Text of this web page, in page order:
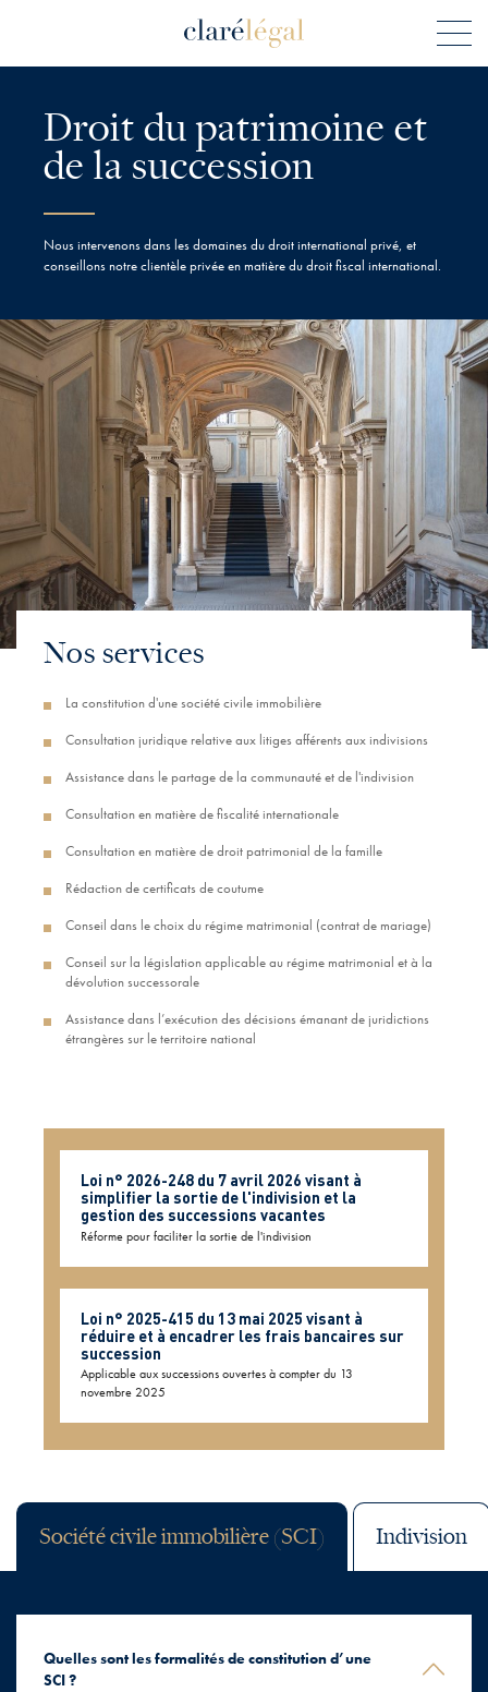
Droit du patrimoine et
de la succession
Nous intervenons dans les domaines du droit international privé, et
conseillons notre clientèle privée en matière du droit fiscal international.
Nos services
La constitution d'une société civile immobilière
Consultation juridique relative aux litiges afférents aux indivisions
Assistance dans le partage de la communauté et de l'indivision
Consultation en matière de fiscalité internationale
Consultation en matière de droit patrimonial de la famille
Rédaction de certificats de coutume
Conseil dans le choix du régime matrimonial (contrat de mariage)
Conseil sur la législation applicable au régime matrimonial et à la
dévolution successorale
Assistance dans l’exécution des décisions émanant de juridictions
étrangères sur le territoire national
Loi n° 2026-248 du 7 avril 2026 visant à
simplifier la sortie de l'indivision et la
gestion des successions vacantes
Réforme pour faciliter la sortie de l'indivision
Loi n° 2025-415 du 13 mai 2025 visant à
réduire et à encadrer les frais bancaires sur
succession
Applicable aux successions ouvertes à compter du 13
novembre 2025
Société civile immobilière (SCI) Indivision
Quelles sont les formalités de constitution d’une
SCI ?